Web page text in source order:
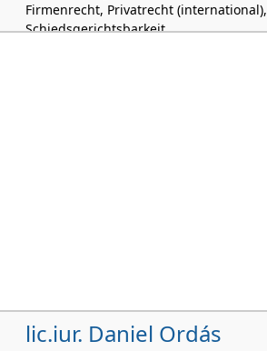
Firmenrecht, Privatrecht (international),
Schiedsgerichtsbarkeit
lic.iur. Daniel Ordás